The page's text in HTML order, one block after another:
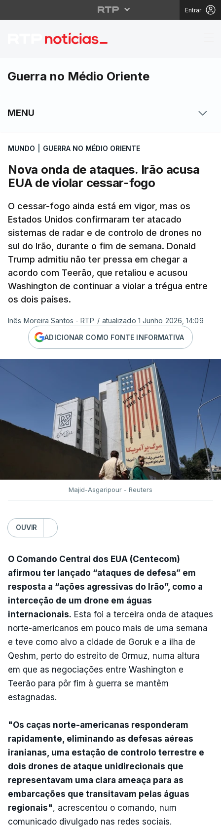
Entrar
Nova onda de
Guerra no Médio Oriente
MENU
MUNDO GUERRA NO MÉDIO ORIENTE
Nova onda de ataques. Irão acusa
EUA de violar cessar-fogo
O cessar-fogo ainda está em vigor, mas os
Estados Unidos confirmaram ter atacado
sistemas de radar e de controlo de drones no
sul do Irão, durante o fim de semana. Donald
Trump admitiu não ter pressa em chegar a
acordo com Teerão, que retaliou e acusou
Washington de continuar a violar a trégua entre
os dois países.
Inês Moreira Santos - RTP / atualizado 1 Junho 2026, 14:09
ADICIONAR COMO FONTE INFORMATIVA
Majid-Asgaripour - Reuters
OUVIR
O Comando Central dos EUA (Centecom)
afirmou ter lançado “ataques de defesa” em
resposta a “ações agressivas do Irão”, como a
interceção de um drone em águas
internacionais. Esta foi a terceira onda de ataques
norte-americanos em pouco mais de uma semana
e teve como alvo a cidade de Goruk e a ilha de
Qeshm, perto do estreito de Ormuz, numa altura
em que as negociações entre Washington e
Teerão para pôr fim à guerra se mantêm
estagnadas.
"Os caças norte-americanas responderam
rapidamente, eliminando as defesas aéreas
iranianas, uma estação de controlo terrestre e
dois drones de ataque unidirecionais que
representavam uma clara ameaça para as
embarcações que transitavam pelas águas
regionais", acrescentou o comando, num
comunicado divulgado nas redes sociais.